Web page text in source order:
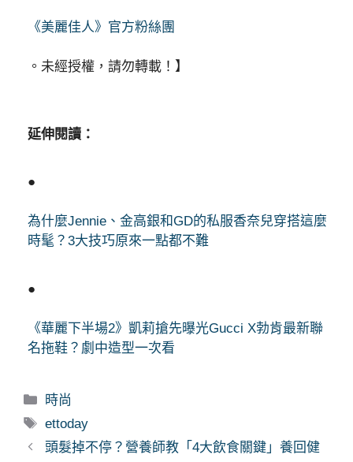
《美麗佳人》官方粉絲團
。未經授權，請勿轉載！】
延伸閱讀：
●
為什麼Jennie、金高銀和GD的私服香奈兒穿搭這麼
時髦？3大技巧原來一點都不難
●
《華麗下半場2》凱莉搶先曝光Gucci X勃肯最新聯
名拖鞋？劇中造型一次看
分
類
時尚
標
籤
ettoday
頭髮掉不停？營養師教「4大飲食關鍵」養回健